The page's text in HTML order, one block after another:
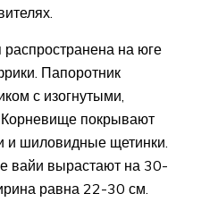
на юге
Папоротник
с изогнутыми,
покрывают
и шиловидные щетинки.
вайи вырастают на 30-
равна 22-30 см.